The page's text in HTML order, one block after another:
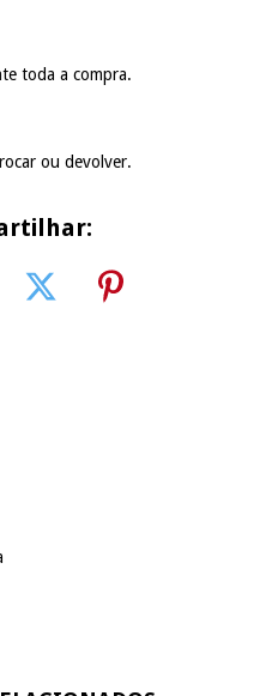
toda a compra.
ou devolver.